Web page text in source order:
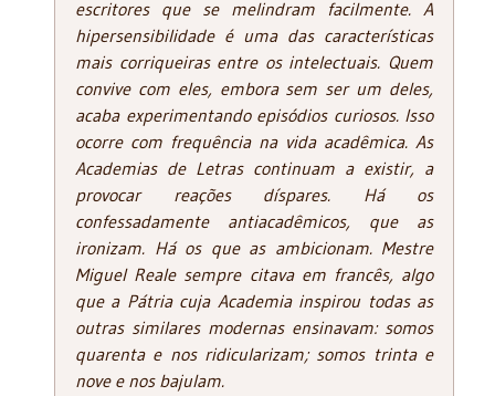
escritores que se melindram facilmente. A
hipersensibilidade é uma das características
mais corriqueiras entre os intelectuais. Quem
convive com eles, embora sem ser um deles,
acaba experimentando episódios curiosos. Isso
ocorre com frequência na vida acadêmica. As
Academias de Letras continuam a existir, a
provocar reações díspares. Há os
confessadamente antiacadêmicos, que as
ironizam. Há os que as ambicionam. Mestre
Miguel Reale sempre citava em francês, algo
que a Pátria cuja Academia inspirou todas as
outras similares modernas ensinavam: somos
quarenta e nos ridicularizam; somos trinta e
nove e nos bajulam.